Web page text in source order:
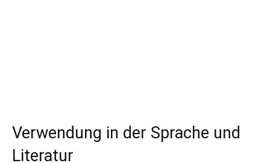
Verwendung in der Sprache und
Literatur